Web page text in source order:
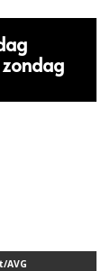
zondag
AVG